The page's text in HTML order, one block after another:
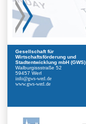
Gesellschaft für
Wirtschaftsförderung und
Stadtentwicklung mbH (GWS)
Walburgissstraße 52
59457 Werl
info@gws-werl.de
www.gws-werl.de